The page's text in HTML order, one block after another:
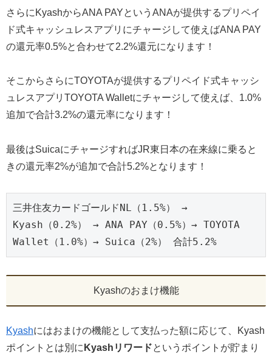
さらにKyashからANA PAYというANAが提供するプリペイ
ド式キャッシュレスアプリにチャージして使えばANA PAY
の還元率0.5%と合わせて2.2%還元になります！
そこからさらにTOYOTAが提供するプリペイド式キャッシ
ュレスアプリTOYOTA Walletにチャージして使えば、1.0%
追加で合計3.2%の還元率になります！
最後はSuicaにチャージすればJR東日本の在来線に乗ると
きの還元率2%が追加で合計5.2%となります！
三井住友カードゴールドNL（1.5%） →
Kyash（0.2%） → ANA PAY（0.5%）→ TOYOTA
Wallet（1.0%）→ Suica（2%） 合計5.2%
Kyashのおまけ機能
Kyashにはおまけの機能として支払った額に応じて、Kyash
ポイントとは別に Kyashリワードというポイントが貯まり